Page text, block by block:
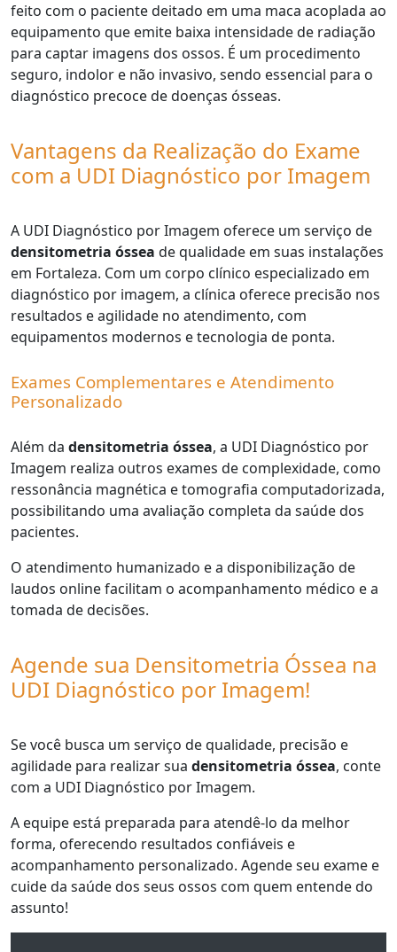
feito com o paciente deitado em uma maca acoplada ao
equipamento que emite baixa intensidade de radiação
para captar imagens dos ossos. É um procedimento
seguro, indolor e não invasivo, sendo essencial para o
diagnóstico precoce de doenças ósseas.
Vantagens da Realização do Exame
com a UDI Diagnóstico por Imagem
A UDI Diagnóstico por Imagem oferece um serviço de
densitometria óssea de qualidade em suas instalações
em Fortaleza. Com um corpo clínico especializado em
diagnóstico por imagem, a clínica oferece precisão nos
resultados e agilidade no atendimento, com
equipamentos modernos e tecnologia de ponta.
Exames Complementares e Atendimento
Personalizado
Além da densitometria óssea, a UDI Diagnóstico por
Imagem realiza outros exames de complexidade, como
ressonância magnética e tomografia computadorizada,
possibilitando uma avaliação completa da saúde dos
pacientes.
O atendimento humanizado e a disponibilização de
laudos online facilitam o acompanhamento médico e a
tomada de decisões.
Agende sua Densitometria Óssea na
UDI Diagnóstico por Imagem!
Se você busca um serviço de qualidade, precisão e
agilidade para realizar sua densitometria óssea, conte
com a UDI Diagnóstico por Imagem.
A equipe está preparada para atendê-lo da melhor
forma, oferecendo resultados confiáveis e
acompanhamento personalizado. Agende seu exame e
cuide da saúde dos seus ossos com quem entende do
assunto!